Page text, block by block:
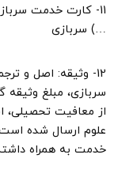
11- کارت خدمت
…) سربازی
12- وثیقه: اصل و
سربازی، مبلغ
از معافیت تحصیلی،
علوم ارسال شده
خدمت به همراه